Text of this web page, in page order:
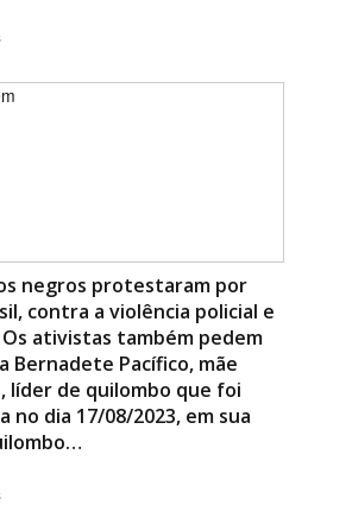
negros protestaram por
contra a violência policial e
Os ativistas também pedem
Bernadete Pacífico, mãe
líder de quilombo que foi
no dia 17/08/2023, em sua